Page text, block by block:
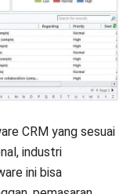
CRM yang sesuai
industri
ini bisa